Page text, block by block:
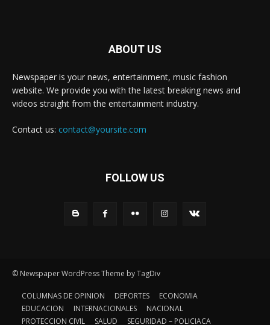
ABOUT US
Newspaper is your news, entertainment, music fashion
website. We provide you with the latest breaking news and
videos straight from the entertainment industry.
Contact us: contact@yoursite.com
FOLLOW US
© Newspaper WordPress Theme by TagDiv
COLUMNAS DE OPINION DEPORTES
ECONOMIA
EDUCACION
INTERNACIONALES
NACIONAL
PROTECCION CIVIL
SALUD SEGURIDAD – POLICIACA